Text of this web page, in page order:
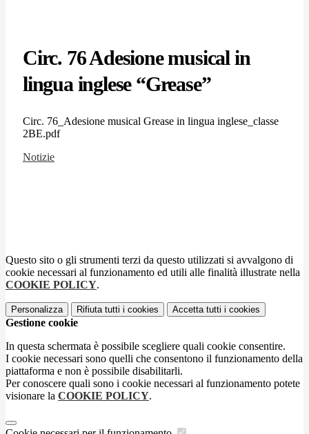
Circ. 76 Adesione musical in
lingua inglese “Grease”
Circ. 76_Adesione musical Grease in lingua inglese_classe
2BE.pdf
Notizie
Questo sito o gli strumenti terzi da questo utilizzati si avvalgono di
cookie necessari al funzionamento ed utili alle finalità illustrate nella
COOKIE POLICY.
Personalizza Rifiuta tutti i cookies Accetta tutti i cookies
Gestione cookie
In questa schermata è possibile scegliere quali cookie consentire.
I cookie necessari sono quelli che consentono il funzionamento della
piattaforma e non è possibile disabilitarli.
Per conoscere quali sono i cookie necessari al funzionamento potete
visionare la COOKIE POLICY.